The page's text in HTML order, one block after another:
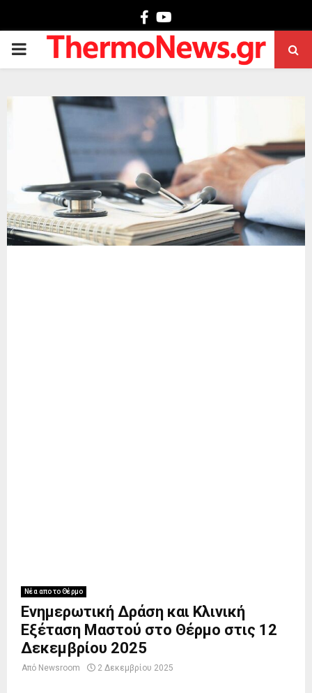
Facebook
PRIMARY
Νέα απο το Θέρμο
Ενημερωτική Δράση και Κλινική
Εξέταση Μαστού στο Θέρμο στις 12
Δεκεμβρίου 2025
Από Newsroom 2 Δεκεμβρίου 2025